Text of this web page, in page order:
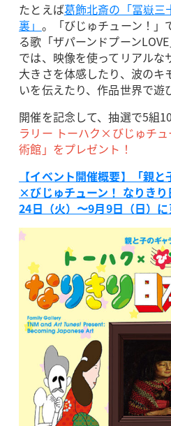
たとえば葛飾北斎の「冨嶽三
裏」 。「びじゅチューン！」
る歌「ザパーンドプーン
では、映像を使ってリアルな
大きさを体感したり、波のキ
いを伝えたり、作品世界で遊
開催を記念して、抽選で5組
ラリー トーハク×びじゅチ
術館」をプレゼント！
【イベント開催概要】「親
×びじゅチューン！ なりき
24日（火）〜9月9日（日）